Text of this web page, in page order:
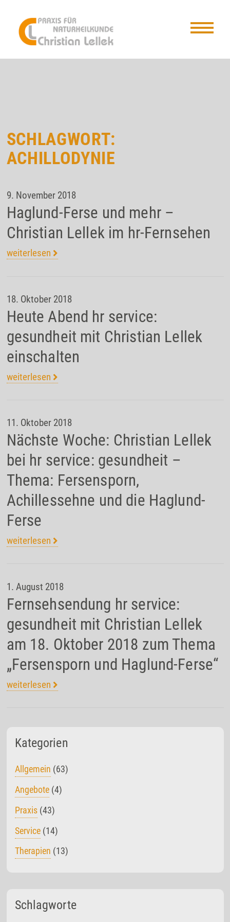
SCHLAGWORT:
ACHILLODYNIE
9. November 2018
Haglund-Ferse und mehr –
Christian Lellek im hr-Fernsehen
weiterlesen
18. Oktober 2018
Heute Abend hr service:
gesundheit mit Christian Lellek
einschalten
weiterlesen
11. Oktober 2018
Nächste Woche: Christian Lellek
bei hr service: gesundheit –
Thema: Fersensporn,
Achillessehne und die Haglund-
Ferse
weiterlesen
1. August 2018
Fernsehsendung hr service:
gesundheit mit Christian Lellek
am 18. Oktober 2018 zum Thema
„Fersensporn und Haglund-Ferse“
weiterlesen
Kategorien
Allgemein (63)
Angebote(4)
Praxis(43)
Service(14)
Therapien (13)
Schlagworte